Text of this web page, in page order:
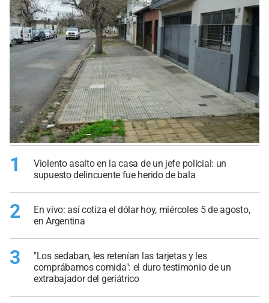
1
Violento asalto en la casa de un jefe policial: un
supuesto delincuente fue herido de bala
2
En vivo: así cotiza el dólar hoy, miércoles 5 de agosto,
en Argentina
3
"Los sedaban, les retenían las tarjetas y les
comprábamos comida": el duro testimonio de un
extrabajador del geriátrico